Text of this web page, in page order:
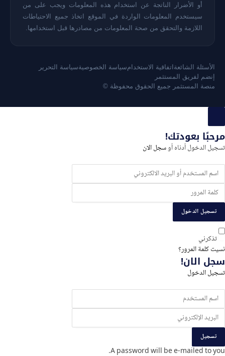
أو الأضرار الناتجة عن استخدام هذه المعلومات ويجب على من
سيستخدم المعلومات الواردة في الموقع اتخاذ جميع الاحتياطات
اللازمة والتحقق من صحة المعلومات من مصادرها قبل استخدامها.
الأسئلة الشائعة اتفاقية الاستخدامسياسة الخصوصيةسياسة التحرير
إنضم لفريق المستثمر
منصة المستثمر جميع الحقوق محفوظة ©
تسجيل
الدخول
أو
التسجيل
مرحبًا بعودتك!
تسجيل الدخول أدناه أوسجل الان
تسجيل الدخول
تذكرني
نسيت كلمة المرور؟
سجل الان!
تسجيل الدخول
تسجيل
A password will be e-mailed to you.